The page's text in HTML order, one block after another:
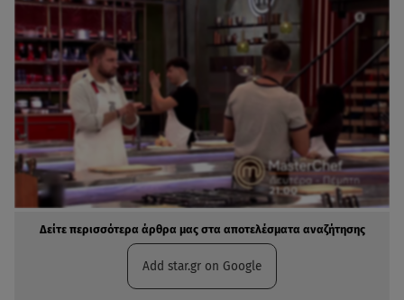
Δείτε περισσότερα άρθρα μας στα αποτελέσματα αναζήτησης
Add star.gr on Google